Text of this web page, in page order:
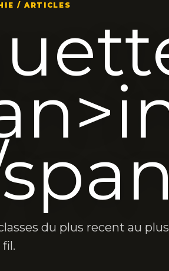
/ ARTICLES
du plus recent au